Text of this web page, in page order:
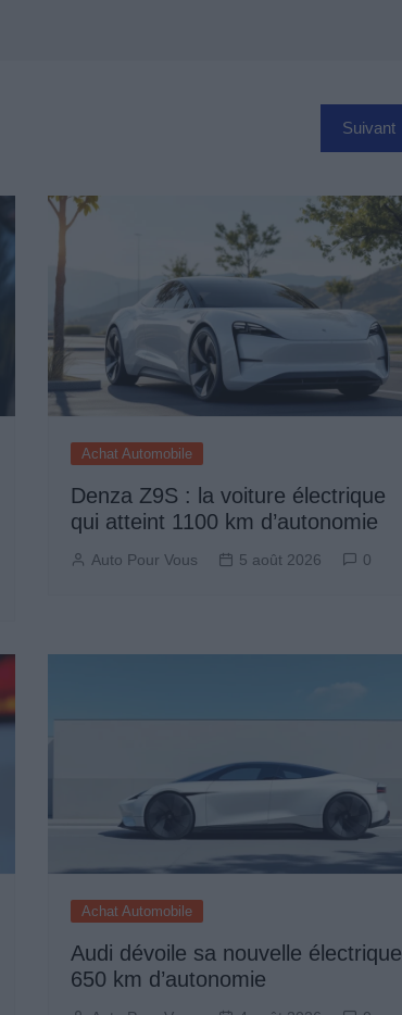
Suivant
Achat Automobile
Denza Z9S : la voiture électrique
qui atteint 1100 km d’autonomie
Auto Pour Vous 5 août 2026 0
Achat Automobile
Audi dévoile sa nouvelle électrique
650 km d’autonomie